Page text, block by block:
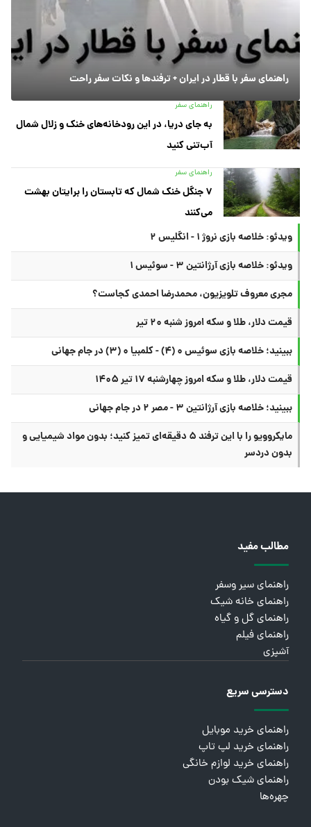
راهنمای سفر با قطار در ایران + ترفندها و نکات سفر راحت
راهنمای سفر
به جای دریا، در این رودخانه‌های خنک و زلال شمال
آب‌تنی کنید
راهنمای سفر
۷ جنگل خنک شمال که تابستان را برایتان بهشت
می‌کنند
ویدئو: خلاصه بازی نروژ ۱ - انگلیس ۲
ویدئو: خلاصه بازی آرژانتین ۳ - سوئیس ۱
مجری معروف تلویزیون، محمدرضا احمدی کجاست؟
قیمت دلار، طلا و سکه امروز شنبه ۲۰ تیر
ببینید؛ خلاصه بازی سوئیس ۰ (۴) - کلمبیا ۰ (۳) در جام جهانی
قیمت دلار، طلا و سکه امروز چهارشنبه ۱۷ تیر ۱۴۰۵
ببینید؛ خلاصه بازی آرژانتین ۳ - مصر ۲ در جام جهانی
مایکروویو را با این ترفند ۵ دقیقه‌ای تمیز کنید؛ بدون مواد شیمیایی و
بدون دردسر
مطالب مفید
راهنمای سیر وسفر
راهنمای خانه شیک
راهنمای گل و گیاه
راهنمای فیلم
آشپزی
دسترسی سریع
راهنمای خرید موبایل
راهنمای خرید لپ تاپ
راهنمای خرید لوازم خانگی
راهنمای شیک بودن
چهره‌ها